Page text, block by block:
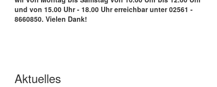
und von 15.00 Uhr - 18.00 Uhr erreichbar unter 02561 -
8660850. Vielen Dank!
Aktuelles